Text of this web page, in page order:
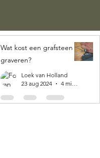
Wat kost een grafsteen
graveren?
Loek van Holland
23 aug 2024
4 minuten om te lezen